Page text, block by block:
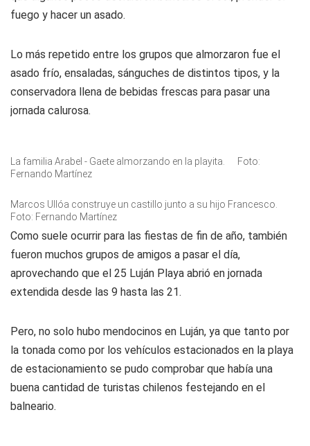
fuego y hacer un asado.
Lo más repetido entre los grupos que almorzaron fue el
asado frío, ensaladas, sánguches de distintos tipos, y la
conservadora llena de bebidas frescas para pasar una
jornada calurosa.
La familia Arabel - Gaete almorzando en la playita. Foto:
Fernando Martínez
Marcos Ullóa construye un castillo junto a su hijo Francesco.
Foto: Fernando Martínez
Como suele ocurrir para las fiestas de fin de año, también
fueron muchos grupos de amigos a pasar el día,
aprovechando que el 25 Luján Playa abrió en jornada
extendida desde las 9 hasta las 21.
Pero, no solo hubo mendocinos en Luján, ya que tanto por
la tonada como por los vehículos estacionados en la playa
de estacionamiento se pudo comprobar que había una
buena cantidad de turistas chilenos festejando en el
balneario.